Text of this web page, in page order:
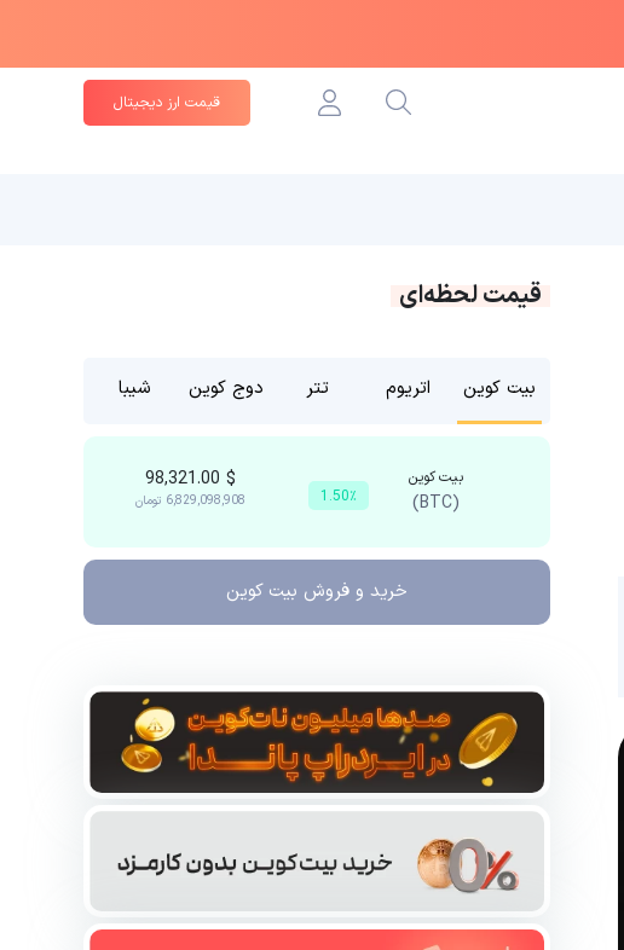
قیمت ارز دیجیتال
قیمت لحظه‌ای
بیت کوین اتریوم تتر دوج کوین شیبا
بیت کوین
(BTC) 1.50٪
$
6,829,098,908 تومان
خرید و فروش بیت کوین